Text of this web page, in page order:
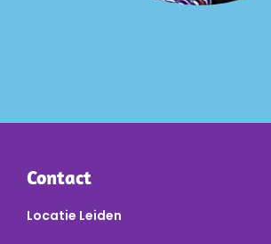
Contact
Locatie Leiden